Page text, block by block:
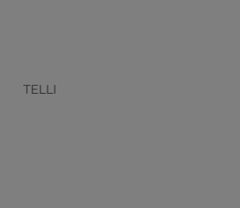
TELLI